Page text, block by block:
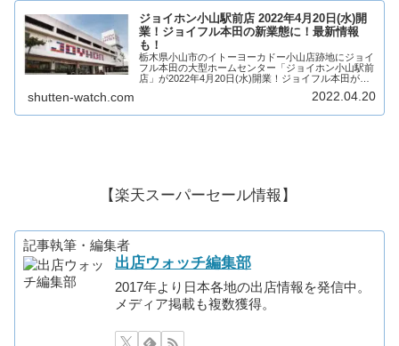
ジョイホン小山駅前店 2022年4月20日(水)開
業！ジョイフル本田の新業態に！最新情報
も！
栃木県小山市のイトーヨーカドー小山店跡地にジョイ
フル本田の大型ホームセンター「ジョイホン小山駅前
店」が2022年4月20日(水)開業！ジョイフル本田が運
市に誕生！そんなジョイホン小山駅前店がど...
shutten-watch.com 2022.04.20
【楽天スーパーセール情報】
記事執筆・編集者
出店ウォッチ編集部
2017年より日本各地の出店情報を発信中。
メディア掲載も複数獲得。